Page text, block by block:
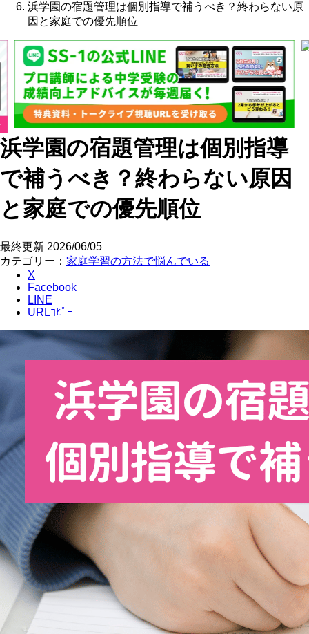
浜学園の宿題管理は個別指導で補うべき？終わらない原
因と家庭での優先順位
浜学園の宿題管理は個別指導
で補うべき？終わらない原因
と家庭での優先順位
最終更新 2026/06/05
カテゴリー： 家庭学習の方法で悩んでいる
X
Facebook
LINE
URLｺﾋﾟｰ